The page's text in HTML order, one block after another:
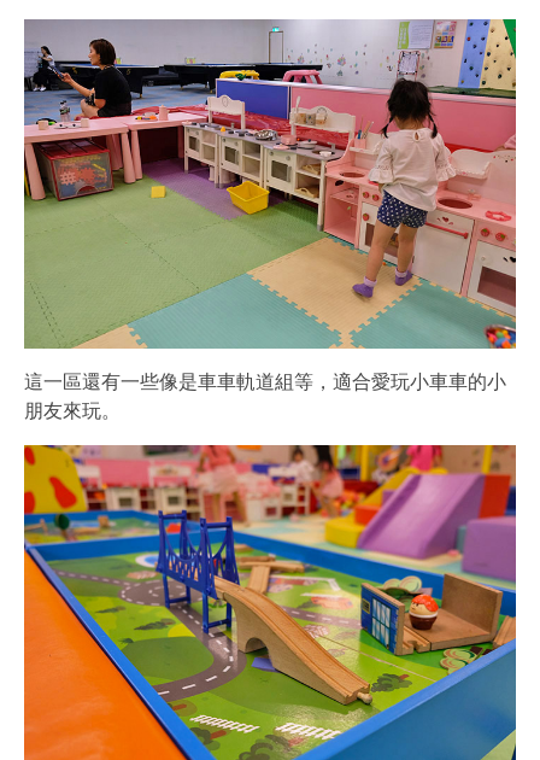
這一區還有一些像是車車軌道組等，適合愛玩小車車的小
朋友來玩。